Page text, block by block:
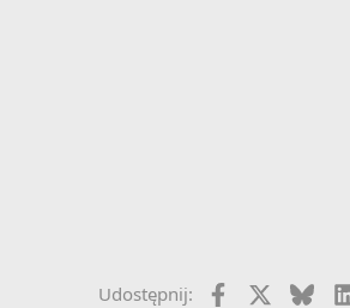
Udostępnij: Facebook